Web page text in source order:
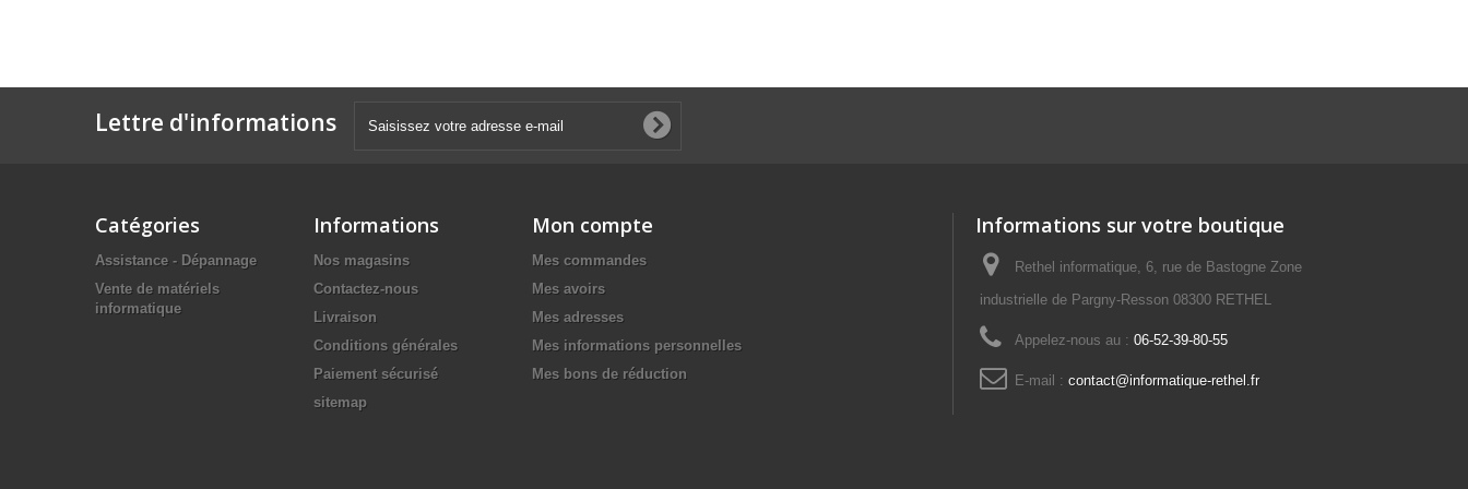
Lettre d'informations
Catégories
Assistance - Dépannage
Vente de matériels
informatique
Informations
Nos magasins
Contactez-nous
Livraison
Conditions générales
Paiement sécurisé
sitemap
Mon compte
Mes commandes
Mes avoirs
Mes adresses
Mes informations personnelles
Mes bons de réduction
Informations sur votre boutique
Rethel informatique, 6, rue de Bastogne Zone
industrielle de Pargny-Resson 08300 RETHEL
Appelez-nous au : 06-52-39-80-55
E-mail : contact@informatique-rethel.fr